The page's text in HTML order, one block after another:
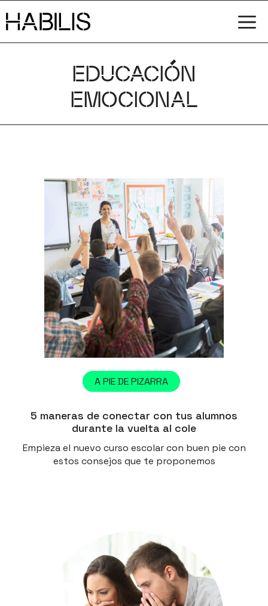
al
EDUCACIÓN
EMOCIONAL
A PIE DE PIZARRA
5 maneras de conectar con tus alumnos
durante la vuelta al cole
Empieza el nuevo curso escolar con buen pie con
estos consejos que te proponemos